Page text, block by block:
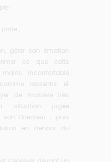
:
;
gérer son émotion
ce que cette
inconfortable
ressentis et
de manière très
situation jugée
Directeur ; puis
en dehors du